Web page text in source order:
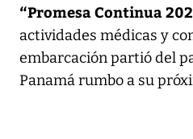
“Promesa Continua
actividades médicas y
embarcación partió del
Panamá rumbo a su